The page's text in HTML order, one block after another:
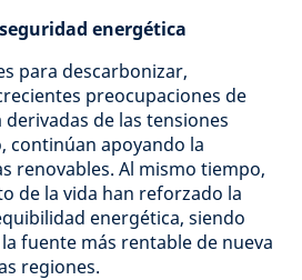
energética
para descarbonizar,
preocupaciones de
de las tensiones
continúan apoyando la
renovables. Al mismo tiempo,
de la vida han reforzado la
energética, siendo
fuente más rentable de nueva
regiones.